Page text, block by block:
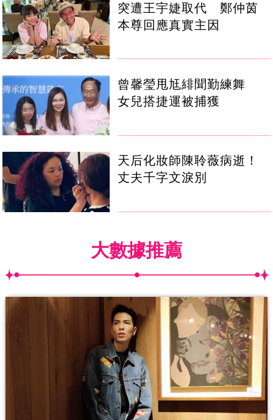
突遭王宇婕取代 鄭仲茵
本尊回應真實主因
曾馨瑩甩尪緋聞勤練舞
女兒搭捷運被捕獲
天后化妝師陳聆薇病逝！
丈夫千字文淚別
大數據推薦